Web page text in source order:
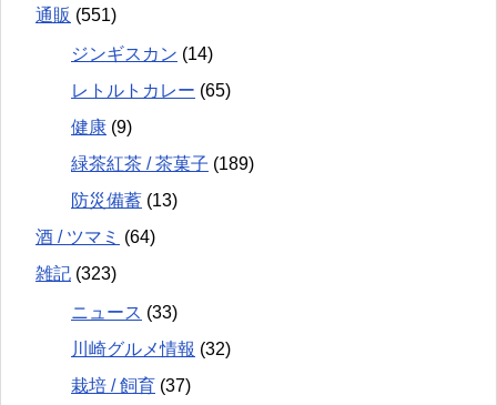
通販 (551)
ジンギスカン (14)
レトルトカレー (65)
健康 (9)
緑茶紅茶 / 茶菓子 (189)
防災備蓄 (13)
酒 / ツマミ (64)
雑記 (323)
ニュース (33)
川崎グルメ情報 (32)
栽培 / 飼育 (37)